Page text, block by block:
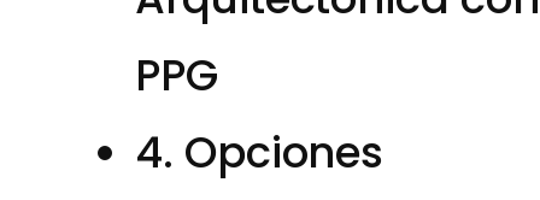
PPG
4. Opciones